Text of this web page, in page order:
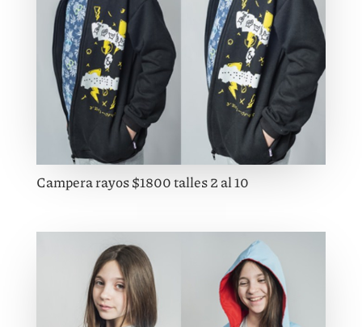
Campera rayos $1800 talles 2 al 10